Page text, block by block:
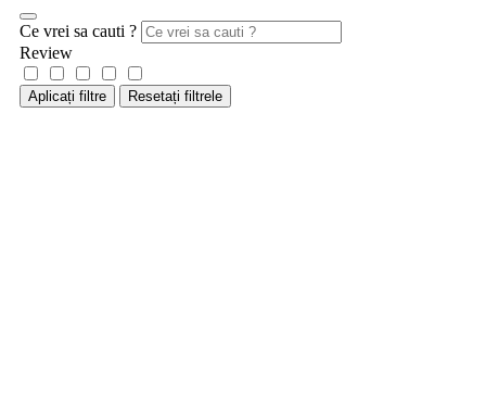
Ce vrei sa cauti ?
Review
Aplicați filtre Resetați filtrele